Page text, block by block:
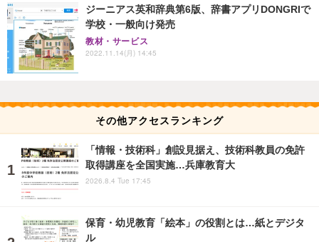
ジーニアス英和辞典第6版、辞書アプリDONGRIで
学校・一般向け発売
教材・サービス
2022.11.14(月) 14:45
その他アクセスランキング
「情報・技術科」創設見据え、技術科教員の免許
取得講座を全国実施…兵庫教育大
2026.8.4 Tue 17:45
保育・幼児教育「絵本」の役割とは…紙とデジタ
ル